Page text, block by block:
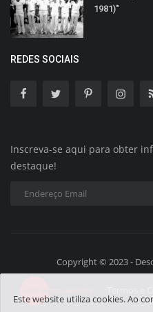
1981)"
REDES SOCIAIS
Inscreva-se aqui para obter
destaque!
Copyright © 2023 -
Este website utiliza cookies. Ao